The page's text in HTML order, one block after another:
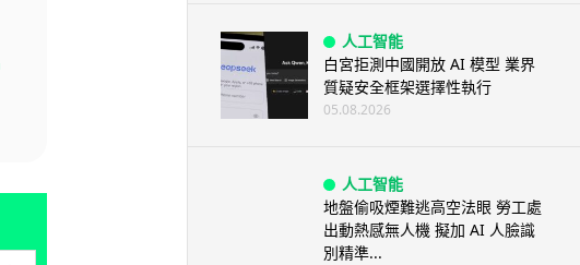
人工智能
白宮拒測中國開放 AI 模型 業界
質疑安全框架選擇性執行
05.08.2026
人工智能
地盤偷吸煙難逃高空法眼 勞工處
出動熱感無人機 擬加 AI 人臉識
別精準...